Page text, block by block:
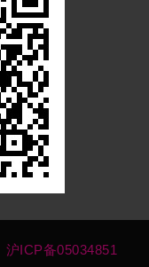
沪ICP备05034851